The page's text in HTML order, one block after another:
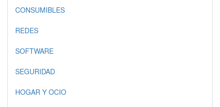
CONSUMIBLES
REDES
SOFTWARE
SEGURIDAD
HOGAR Y OCIO